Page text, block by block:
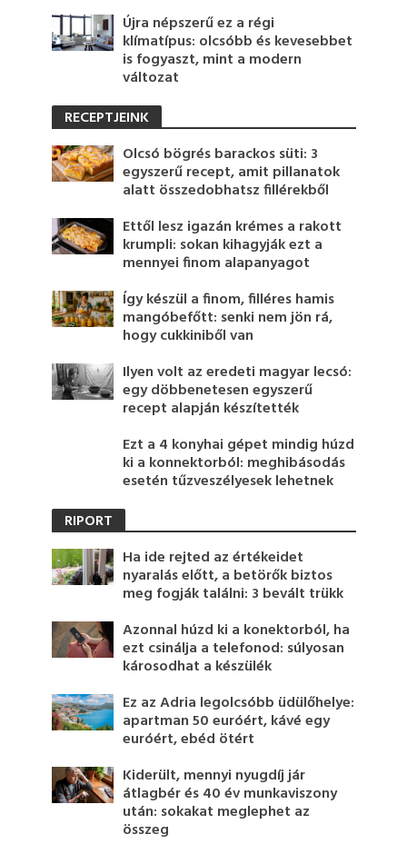
Újra népszerű ez a régi
klímatípus: olcsóbb és kevesebbet
is fogyaszt, mint a modern
változat
RECEPTJEINK
Olcsó bögrés barackos süti: 3
egyszerű recept, amit pillanatok
alatt összedobhatsz fillérekből
Ettől lesz igazán krémes a rakott
krumpli: sokan kihagyják ezt a
mennyei finom alapanyagot
Így készül a finom, filléres hamis
mangóbefőtt: senki nem jön rá,
hogy cukkiniből van
Ilyen volt az eredeti magyar lecsó:
egy döbbenetesen egyszerű
recept alapján készítették
Ezt a 4 konyhai gépet mindig húzd
ki a konnektorból: meghibásodás
esetén tűzveszélyesek lehetnek
RIPORT
Ha ide rejted az értékeidet
nyaralás előtt, a betörők biztos
meg fogják találni: 3 bevált trükk
Azonnal húzd ki a konektorból, ha
ezt csinálja a telefonod: súlyosan
károsodhat a készülék
Ez az Adria legolcsóbb üdülőhelye:
apartman 50 euróért, kávé egy
euróért, ebéd ötért
Kiderült, mennyi nyugdíj jár
átlagbér és 40 év munkaviszony
után: sokakat meglephet az
összeg